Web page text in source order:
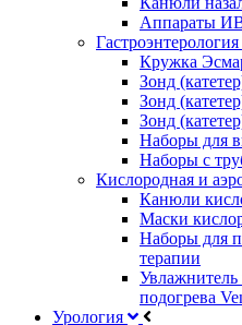
Аппараты
Кружка
Зонд
Зонд
Зонд
Наборы для
Наборы с
Кислородная и
Канюли
Маски
Наборы для
терапии
подогрева
Урология